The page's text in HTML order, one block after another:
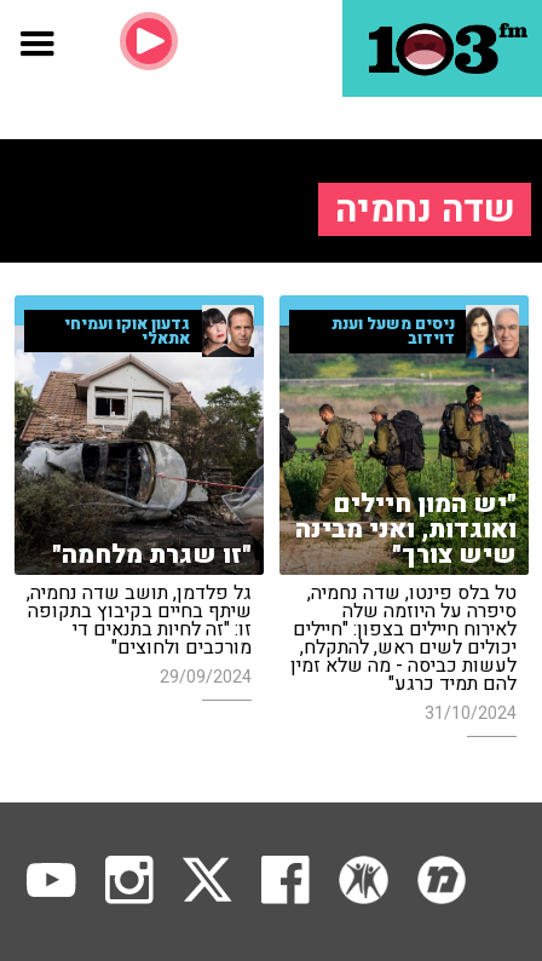
שדה נחמיה
ניסים משעל וענת
דוידוב
"יש המון חיילים
ואוגדות, ואני מבינה
שיש צורך"
טל בלס פינטו, שדה נחמיה,
סיפרה על היוזמה שלה
לאירוח חיילים בצפון: "חיילים
יכולים לשים ראש, להתקלח,
לעשות כביסה - מה שלא זמין
להם תמיד כרגע"
31/10/2024
גדעון אוקו ועמיחי
אתאלי
"זו שגרת מלחמה"
גל פלדמן, תושב שדה נחמיה,
שיתף בחיים בקיבוץ בתקופה
זו: "זה לחיות בתנאים די
מורכבים ולחוצים"
29/09/2024